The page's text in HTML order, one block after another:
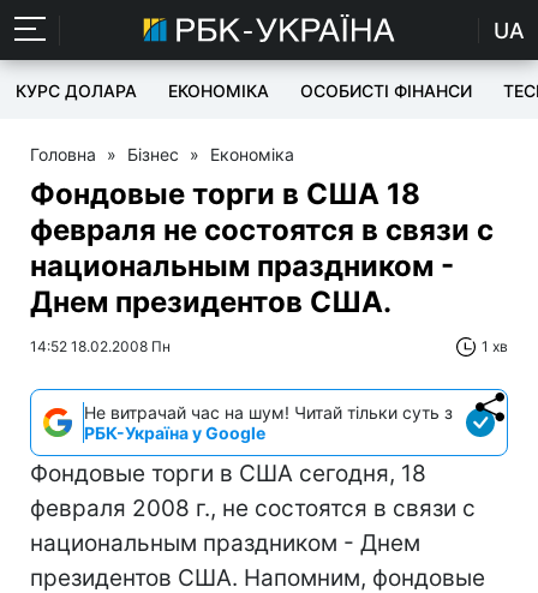
UA
КУРС ДОЛАРА ЕКОНОМІКА ОСОБИСТІ ФІНАНСИ
Головна » Бізнес » Економіка
Фондовые торги в США 18
февраля не состоятся в связи с
национальным праздником -
Днем президентов США.
14:52 18.02.2008 Пн 1 хв
Не витрачай час на шум! Читай тільки суть з
РБК-Україна у Google
Фондовые торги в США сегодня, 18
февраля 2008 г., не состоятся в связи с
национальным праздником - Днем
президентов США. Напомним, фондовые